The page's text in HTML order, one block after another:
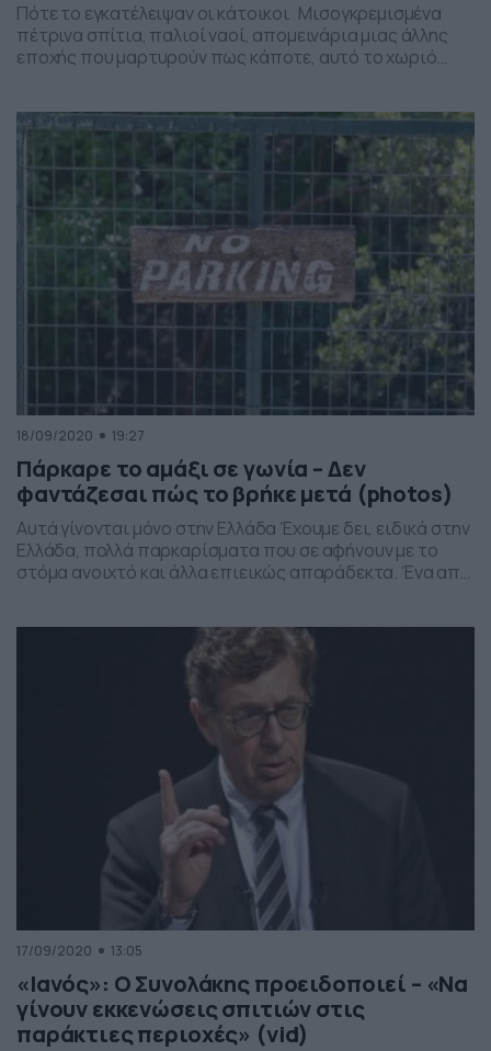
Πότε το εγκατέλειψαν οι κάτοικοι Μισογκρεμισμένα
πέτρινα σπίτια, παλιοί ναοί, απομεινάρια μιας άλλης
εποχής που μαρτυρούν πως κάποτε, αυτό το χωριό
από την Λευκάδα. Οι κάτοικοι του το εγκατέλειψαν μετά
τον σεισμό του 1966 και τις κατολισθήσεις, και
μετεγκαταστάθηκαν στο […]
18/09/2020 19:27
Πάρκαρε το αμάξι σε γωνία – Δεν
φαντάζεσαι πώς το βρήκε μετά (photos)
Αυτά γίνονται μόνο στην Ελλάδα Έχουμε δει, ειδικά στην
Ελλάδα, πολλά παρκαρίσματα που σε αφήνουν με το
στόμα ανοιχτό και άλλα επιεικώς απαράδεκτα. Ένα από
θεώρησε σωστό να παρκάρει το Smart του σε γωνία, με
17/09/2020 13:05
«Ιανός»: Ο Συνολάκης προειδοποιεί – «Να
γίνουν εκκενώσεις σπιτιών στις
παράκτιες περιοχές» (vid)